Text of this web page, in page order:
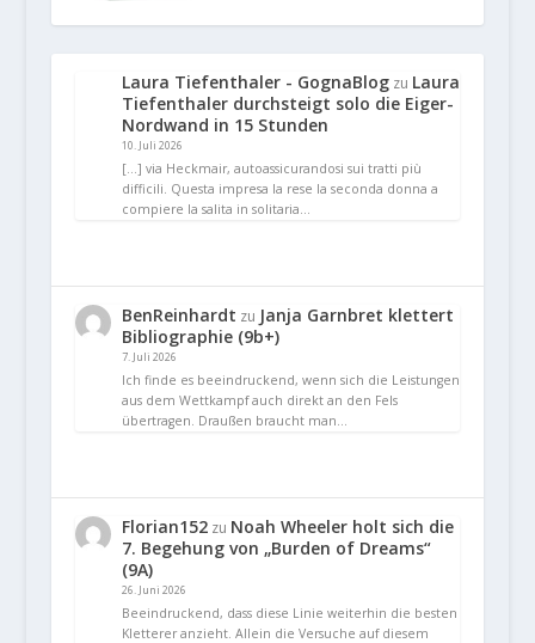
Laura Tiefenthaler - GognaBlogzu Laura
Tiefenthaler durchsteigt solo die Eiger-
Nordwand in 15 Stunden
10. Juli 2026
[…] via Heckmair, autoassicurandosi sui tratti più
difficili. Questa impresa la rese la seconda donna a
compiere la salita in solitaria…
BenReinhardt zu Janja Garnbret klettert
Bibliographie (9b+)
7. Juli 2026
Ich finde es beeindruckend, wenn sich die Leistungen
aus dem Wettkampf auch direkt an den Fels
übertragen. Draußen braucht man…
Florian152zu Noah Wheeler holt sich die
7. Begehung von „Burden of Dreams“
(9A)
26. Juni 2026
Beeindruckend, dass diese Linie weiterhin die besten
Kletterer anzieht. Allein die Versuche auf diesem